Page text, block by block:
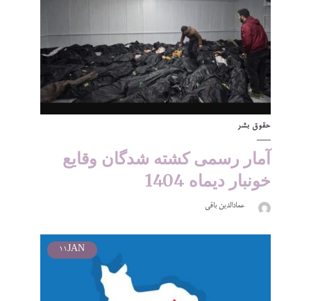
حقوق بشر
آمار رسمی کشته شدگان وقایع
خونبار دیماه 1404
عمادالدین باقی
JAN
11